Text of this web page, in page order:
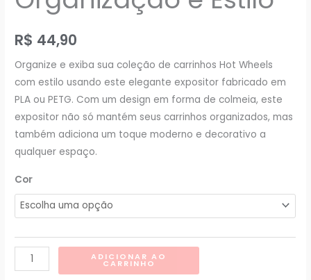
R$ 44,90
Organize e exiba sua coleção de carrinhos Hot Wheels
com estilo usando este elegante expositor fabricado em
PLA ou PETG. Com um design em forma de colmeia, este
expositor não só mantém seus carrinhos organizados, mas
também adiciona um toque moderno e decorativo a
qualquer espaço.
Cor
Expositor
de
ADICIONAR AO
CARRINHO